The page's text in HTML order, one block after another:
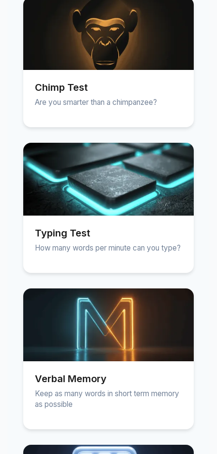
Chimp Test
Are you smarter than a chimpanzee?
Typing Test
How many words per minute can you type?
Verbal Memory
Keep as many words in short term memory
as possible